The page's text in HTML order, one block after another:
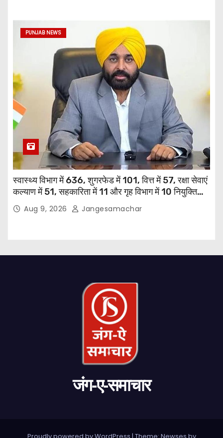
PUNJAB NEWS
स्वास्थ्य विभाग में 636, शुगरफेड में 101, वित्त में 57, रक्षा सेवाएं
कल्याण में 51, सहकारिता में 11 और गृह विभाग में 10 नियुक्तियां
हुईं: मुख्यमंत्री भगवंत सिंह मान
Aug 9, 2026 Jangesamachar
जंग-ए-समाचार